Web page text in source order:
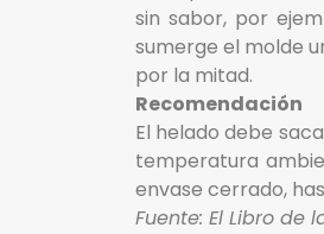
sin sabor, por
sumerge el molde
por la mitad.
Recomendación
El helado debe
temperatura
envase cerrado,
Fuente: El Libro de